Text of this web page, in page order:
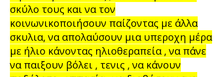
σκύλο τους και να τον
κοινωνικοποιήσουν παίζοντας με άλλα
σκυλια, να απολαύσουν μια υπεροχη μέρα
με ήλιο κάνοντας ηλιοθεραπεία , να πάνε
να παιξουν βόλει , τενις , να κάνουν